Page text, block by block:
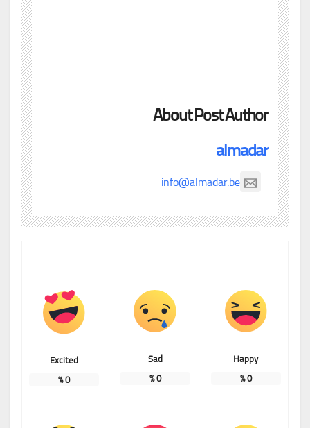
About Post Author
almadar
info@almadar.be
Happy
0
%
Sad
0
%
Excited
0
%